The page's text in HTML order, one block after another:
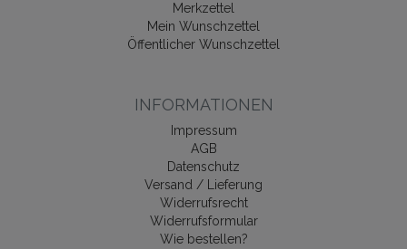
Merkzettel
Mein Wunschzettel
Öffentlicher Wunschzettel
INFORMATIONEN
Impressum
AGB
Datenschutz
Versand / Lieferung
Widerrufsrecht
Widerrufsformular
Wie bestellen?